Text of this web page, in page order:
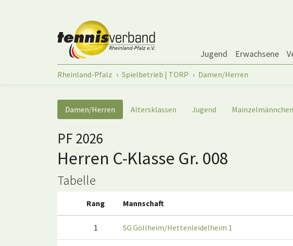
Jugend Erwachsene
Sie sind hier:
Rheinland-Pfalz Spielbetrieb | TORP Damen/Herren
Damen/Herren Altersklassen Jugend Mainzelmännchen
PF 2026
Herren C-Klasse Gr. 008
Tabelle
Rang Mannschaft
1 SG Göllheim/Hettenleidelheim 1